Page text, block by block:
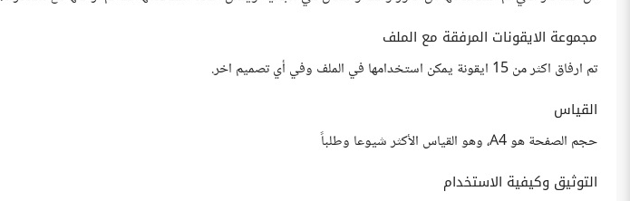
مجموعة الايقونات المرفقة مع الملف
تم ارفاق اكثر من 15 ايقونة يمكن استخدامها في الملف وفي أي تصميم اخر.
القياس
حجم الصفحة هو A4، وهو القياس الأكثر شيوعا وطلباً
التوثيق وكيفية الاستخدام